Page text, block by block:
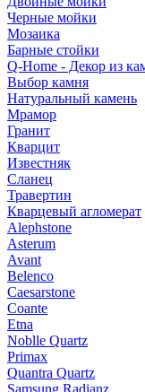
Черные мойки
Мозаика
Барные стойки
Q-Home - Декор из
Выбор камня
Натуральный камень
Мрамор
Гранит
Кварцит
Известняк
Сланец
Травертин
Кварцевый агломерат
Alephstone
Asterum
Avant
Belenco
Caesarstone
Coante
Etna
Noblle Quartz
Primax
Quantra Quartz
Samsung Radianz